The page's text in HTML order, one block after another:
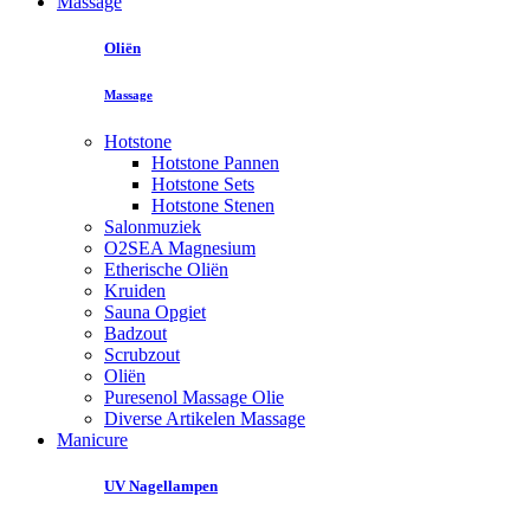
Oliën
Massage
Hotstone
Hotstone Pannen
Hotstone Sets
Hotstone Stenen
Salonmuziek
O2SEA Magnesium
Etherische Oliën
Kruiden
Sauna Opgiet
Badzout
Scrubzout
Oliën
Puresenol Massage Olie
Diverse Artikelen Massage
Manicure
UV Nagellampen